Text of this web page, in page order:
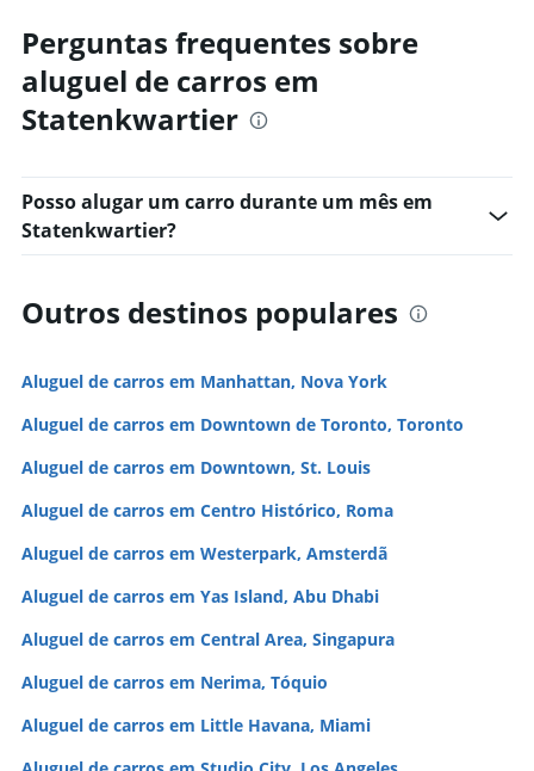
Perguntas frequentes sobre
aluguel de carros em
Statenkwartier
Posso alugar um carro durante um mês em
Statenkwartier?
Outros destinos populares
Aluguel de carros em Manhattan, Nova York
Aluguel de carros em Downtown de Toronto, Toronto
Aluguel de carros em Downtown, St. Louis
Aluguel de carros em Centro Histórico, Roma
Aluguel de carros em Westerpark, Amsterdã
Aluguel de carros em Yas Island, Abu Dhabi
Aluguel de carros em Central Area, Singapura
Aluguel de carros em Nerima, Tóquio
Aluguel de carros em Little Havana, Miami